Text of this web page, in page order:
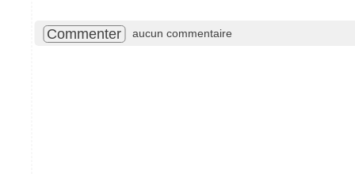
Commenter aucun commentaire